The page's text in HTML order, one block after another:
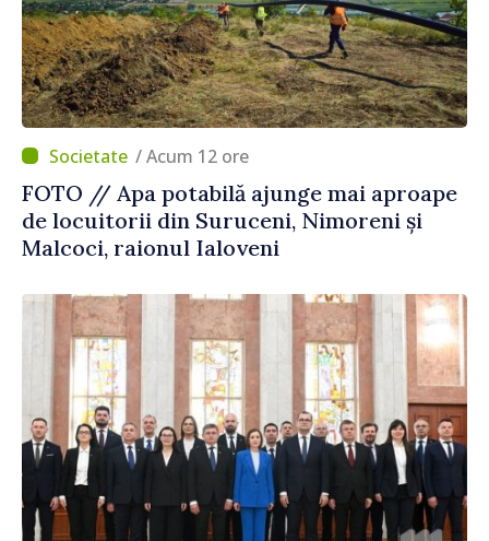
/ Acum 12 ore
FOTO // Apa potabilă ajunge mai aproape
de locuitorii din Suruceni, Nimoreni și
Malcoci, raionul Ialoveni